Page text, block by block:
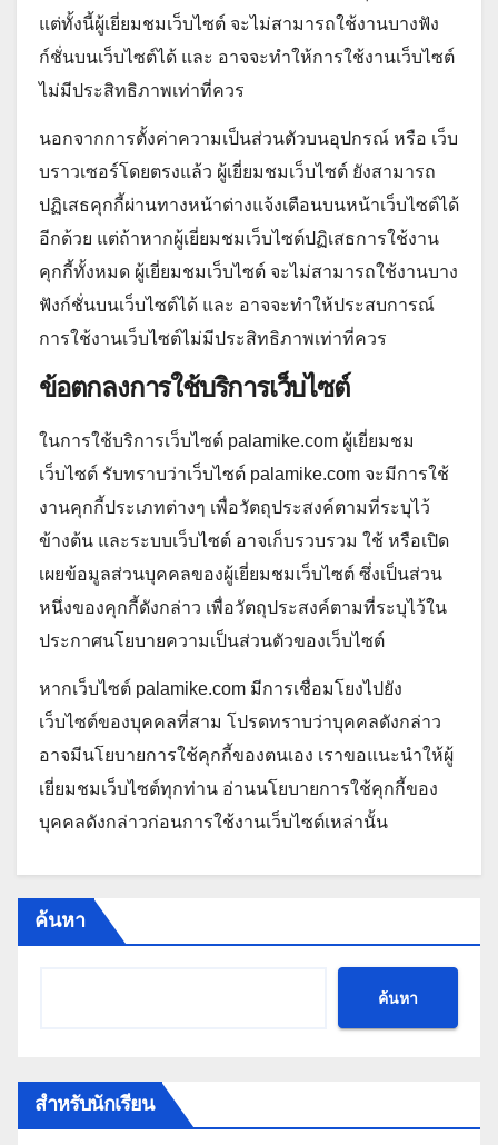
แต่ทั้งนี้ผู้เยี่ยมชมเว็บไซต์ จะไม่สามารถใช้งานบางฟัง
ก์ชั่นบนเว็บไซต์ได้ และ อาจจะทำให้การใช้งานเว็บไซต์
ไม่มีประสิทธิภาพเท่าที่ควร
นอกจากการตั้งค่าความเป็นส่วนตัวบนอุปกรณ์ หรือ เว็บ
บราวเซอร์โดยตรงแล้ว ผู้เยี่ยมชมเว็บไซต์ ยังสามารถ
ปฏิเสธคุกกี้ผ่านทางหน้าต่างแจ้งเตือนบนหน้าเว็บไซต์ได้
อีกด้วย แต่ถ้าหากผู้เยี่ยมชมเว็บไซต์ปฏิเสธการใช้งาน
คุกกี้ทั้งหมด ผู้เยี่ยมชมเว็บไซต์ จะไม่สามารถใช้งานบาง
ฟังก์ชั่นบนเว็บไซต์ได้ และ อาจจะทำให้ประสบการณ์
การใช้งานเว็บไซต์ไม่มีประสิทธิภาพเท่าที่ควร
ข้อตกลงการใช้บริการเว็บไซต์
ในการใช้บริการเว็บไซต์ palamike.com ผู้เยี่ยมชม
เว็บไซต์ รับทราบว่าเว็บไซต์ palamike.com จะมีการใช้
งานคุกกี้ประเภทต่างๆ เพื่อวัตถุประสงค์ตามที่ระบุไว้
ข้างต้น และระบบเว็บไซต์ อาจเก็บรวบรวม ใช้ หรือเปิด
เผยข้อมูลส่วนบุคคลของผู้เยี่ยมชมเว็บไซต์ ซึ่งเป็นส่วน
หนึ่งของคุกกี้ดังกล่าว เพื่อวัตถุประสงค์ตามที่ระบุไว้ใน
ประกาศนโยบายความเป็นส่วนตัวของเว็บไซต์
หากเว็บไซต์ palamike.com มีการเชื่อมโยงไปยัง
เว็บไซต์ของบุคคลที่สาม โปรดทราบว่าบุคคลดังกล่าว
อาจมีนโยบายการใช้คุกกี้ของตนเอง เราขอแนะนำให้ผู้
เยี่ยมชมเว็บไซต์ทุกท่าน อ่านนโยบายการใช้คุกกี้ของ
บุคคลดังกล่าวก่อนการใช้งานเว็บไซต์เหล่านั้น
ค้นหา
ค้นหา
สำหรับนักเรียน